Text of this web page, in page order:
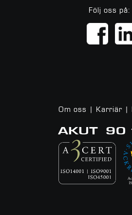
Följ oss på:
Om oss Karriär|